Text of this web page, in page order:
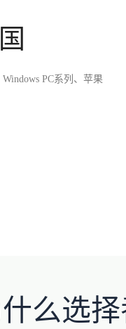
PC系列、苹果
么选